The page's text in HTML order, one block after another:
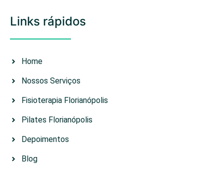
Links rápidos
Home
Nossos Serviços
Fisioterapia Florianópolis
Pilates Florianópolis
Depoimentos
Blog